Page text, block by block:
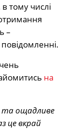
тому числі
–
на
та ощадливе
це вкрай